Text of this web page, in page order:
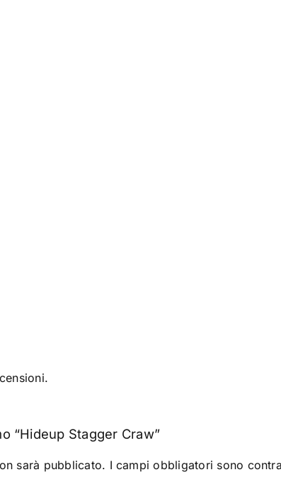
“Hideup Stagger Craw”
sarà pubblicato. I campi obbligatori sono